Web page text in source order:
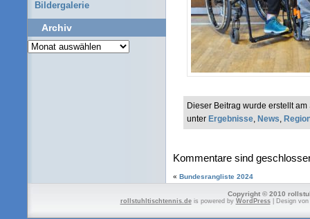
Dieser Beitrag wurde erstellt
unter Ergebnisse, News,
Kommentare sind
« Bundesrangliste 2024
Bildergalerie
Archiv
Archiv
Copyright © 2010
rollstuhltischtennis.deis powered by WordPress| Design von